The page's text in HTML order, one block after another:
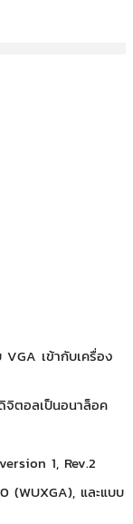
เข้ากับเครื่อง
ตอลเป็นอนาล็อค
1, Rev.2
(WUXGA), และแบบ